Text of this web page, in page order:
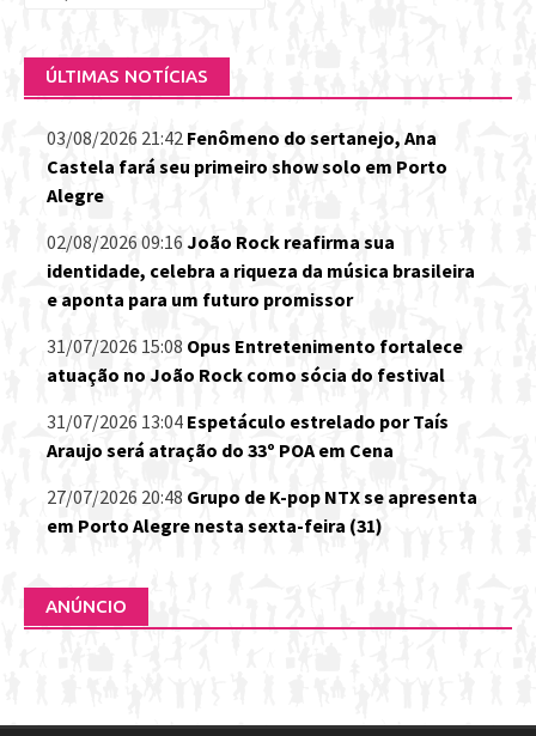
ÚLTIMAS NOTÍCIAS
03/08/2026 21:42 Fenômeno do sertanejo, Ana
Castela fará seu primeiro show solo em Porto
Alegre
02/08/2026 09:16 João Rock reafirma sua
identidade, celebra a riqueza da música brasileira
e aponta para um futuro promissor
31/07/2026 15:08 Opus Entretenimento fortalece
atuação no João Rock como sócia do festival
31/07/2026 13:04 Espetáculo estrelado por Taís
Araujo será atração do 33º POA em Cena
27/07/2026 20:48 Grupo de K-pop NTX se apresenta
em Porto Alegre nesta sexta-feira (31)
ANÚNCIO